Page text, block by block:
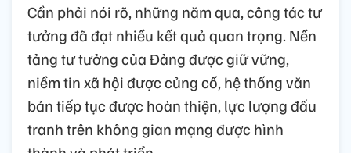
Cần phải nói rõ, những năm qua, công tác tư
tưởng đã đạt nhiều kết quả quan trọng. Nền
tảng tư tưởng của Đảng được giữ vững,
niềm tin xã hội được củng cố, hệ thống văn
bản tiếp tục được hoàn thiện, lực lượng đấu
tranh trên không gian mạng được hình